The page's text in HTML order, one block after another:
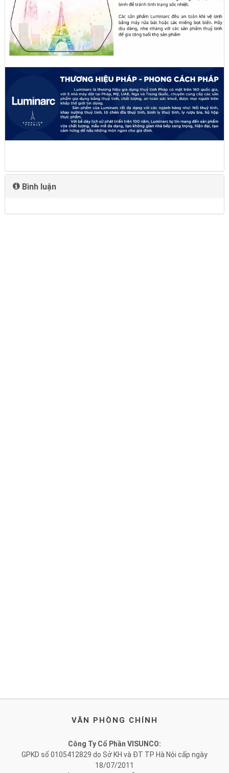
Bình luận
VĂN PHÒNG CHÍNH
Công Ty Cổ Phần VISUNCO:
GPKD số 0105412829 do Sở KH và ĐT TP Hà Nội cấp ngày
18/07/2011